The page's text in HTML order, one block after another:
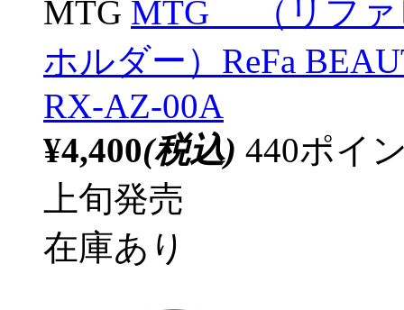
MTG MTG （リファ
ホルダー）ReFa
RX-AZ-00A
¥4,400(税込) 440ポイ
上旬発売
在庫あり